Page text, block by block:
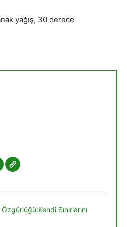
yağış, 30 derece
Sınırlarını